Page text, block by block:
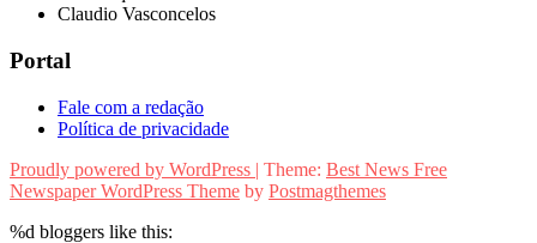
Claudio Vasconcelos
Portal
Fale com a redação
Política de privacidade
Proudly powered by WordPress | Theme: Best News Free
Newspaper WordPress Theme by Postmagthemes
%d bloggers like this: